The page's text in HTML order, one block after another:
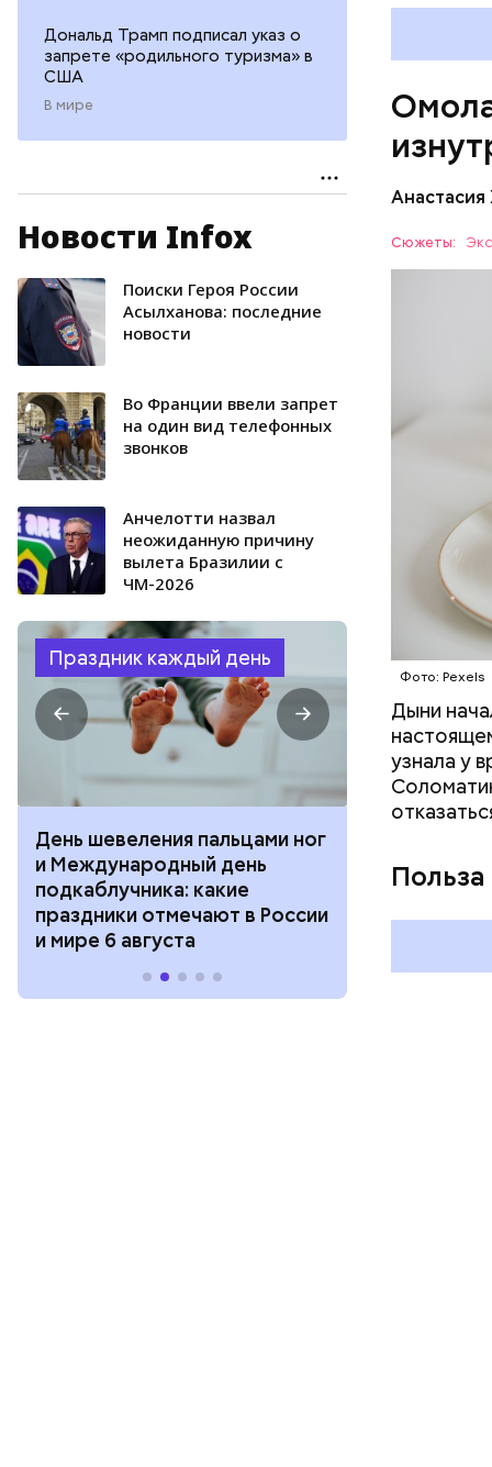
Дональд Трамп подписал указ о
запрете «родильного туризма» в
США
В мире
Новости Infox
Поиски Героя России
Асылханова: последние
новости
Во Франции ввели запрет
на один вид телефонных
звонков
Анчелотти назвал
неожиданную причину
вылета Бразилии с
ЧМ-2026
Праздник каждый день
День шевеления пальцами ног
и Международный день
подкаблучника: какие
праздники отмечают в России
и мире 6 августа
горизонта и
курсанта:
отмечают в
Сюжеты:
Фото: Pexels
Дыни
узнала у
Дыня
лютеин
наше
калий